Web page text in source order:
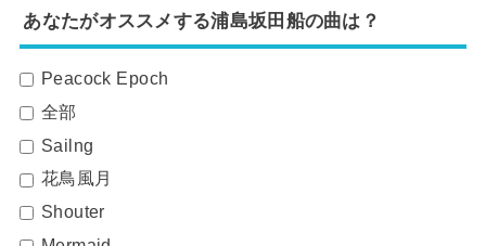
あなたがオススメする浦島坂田船の曲は？
Peacock Epoch
全部
Sailng
花鳥風月
Shouter